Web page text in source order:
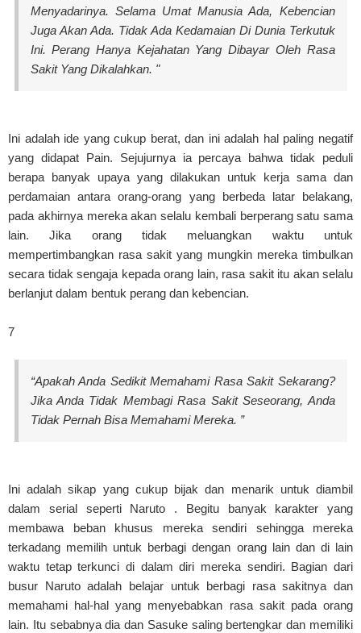
Menyadarinya. Selama Umat Manusia Ada, Kebencian
Juga Akan Ada. Tidak Ada Kedamaian Di Dunia Terkutuk
Ini. Perang Hanya Kejahatan Yang Dibayar Oleh Rasa
Sakit Yang Dikalahkan. "
Ini adalah ide yang cukup berat, dan ini adalah hal paling negatif
yang didapat Pain. Sejujurnya ia percaya bahwa tidak peduli
berapa banyak upaya yang dilakukan untuk kerja sama dan
perdamaian antara orang-orang yang berbeda latar belakang,
pada akhirnya mereka akan selalu kembali berperang satu sama
lain. Jika orang tidak meluangkan waktu untuk
mempertimbangkan rasa sakit yang mungkin mereka timbulkan
secara tidak sengaja kepada orang lain, rasa sakit itu akan selalu
berlanjut dalam bentuk perang dan kebencian.
7
“Apakah Anda Sedikit Memahami Rasa Sakit Sekarang?
Jika Anda Tidak Membagi Rasa Sakit Seseorang, Anda
Tidak Pernah Bisa Memahami Mereka. ”
Ini adalah sikap yang cukup bijak dan menarik untuk diambil
dalam serial seperti Naruto . Begitu banyak karakter yang
membawa beban khusus mereka sendiri sehingga mereka
terkadang memilih untuk berbagi dengan orang lain dan di lain
waktu tetap terkunci di dalam diri mereka sendiri. Bagian dari
busur Naruto adalah belajar untuk berbagi rasa sakitnya dan
memahami hal-hal yang menyebabkan rasa sakit pada orang
lain. Itu sebabnya dia dan Sasuke saling bertengkar dan memiliki